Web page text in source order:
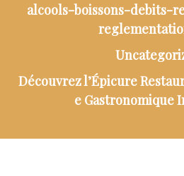
alcools-boissons-debits-
Découvrez l’Épicure
e Gastronomique